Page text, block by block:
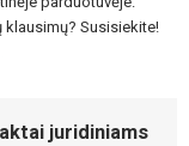
Susisiekite!
juridiniams